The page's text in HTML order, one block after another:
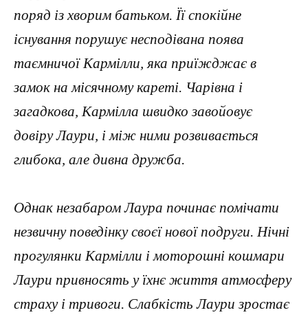
поряд із хворим батьком. Її спокійне
існування порушує несподівана поява
таємничої Кармілли, яка приїжджає в
замок на місячному кареті. Чарівна і
загадкова, Кармілла швидко завойовує
довіру Лаури, і між ними розвивається
глибока, але дивна дружба.
Однак незабаром Лаура починає помічати
незвичну поведінку своєї нової подруги. Нічні
прогулянки Кармілли і моторошні кошмари
Лаури привносять у їхнє життя атмосферу
страху і тривоги. Слабкість Лаури зростає